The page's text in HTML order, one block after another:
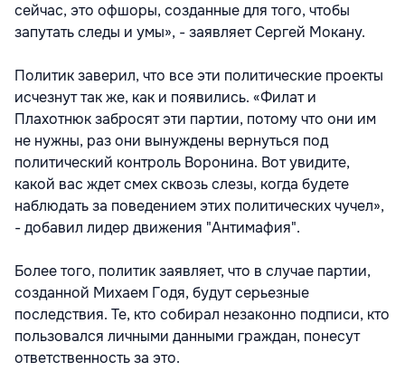
сейчас, это офшоры, созданные для того, чтобы
запутать следы и умы», - заявляет Сергей Мокану.
Политик заверил, что все эти политические проекты
исчезнут так же, как и появились. «Филат и
Плахотнюк забросят эти партии, потому что они им
не нужны, раз они вынуждены вернуться под
политический контроль Воронина. Вот увидите,
какой вас ждет смех сквозь слезы, когда будете
наблюдать за поведением этих политических чучел»,
- добавил лидер движения "Антимафия".
Более того, политик заявляет, что в случае партии,
созданной Михаем Годя, будут серьезные
последствия. Те, кто собирал незаконно подписи, кто
пользовался личными данными граждан, понесут
ответственность за это.